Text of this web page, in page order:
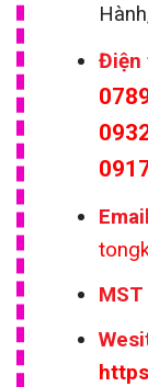
Điện
Email